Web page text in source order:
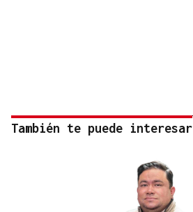
También te puede interesar